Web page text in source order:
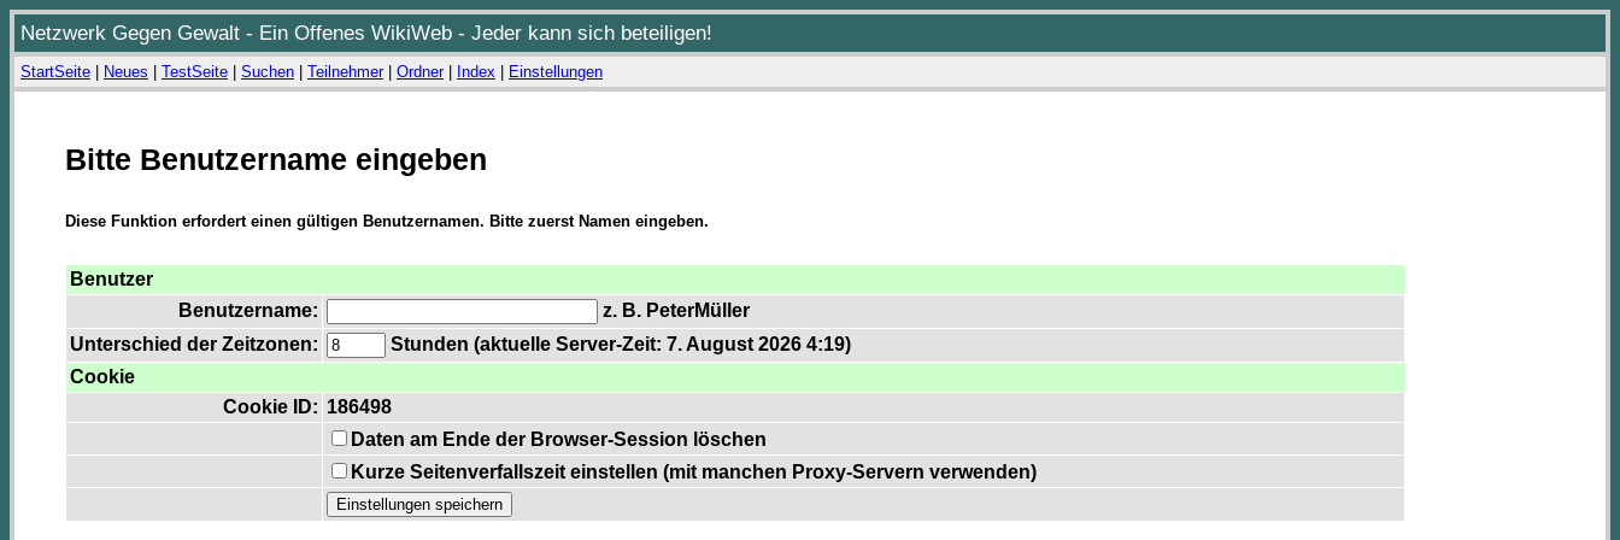
Netzwerk Gegen Gewalt - Ein Offenes WikiWeb - Jeder kann sich beteiligen!
StartSeite Neues TestSeite Suchen Teilnehmer| Ordner| Index Einstellungen
Bitte Benutzername eingeben
Diese Funktion erfordert einen gültigen Benutzernamen. Bitte zuerst Namen eingeben.
Benutzer
Benutzername:
z. B. PeterMüller
Unterschied der Zeitzonen:
Stunden (aktuelle Server-Zeit: 7. August 2026 4:19)
Cookie
Cookie ID: 186498
Daten am Ende der Browser-Session löschen
Kurze Seitenverfallszeit einstellen (mit manchen Proxy-Servern verwenden)